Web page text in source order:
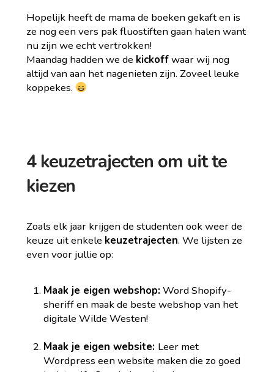
Hopelijk heeft de mama de boeken gekaft en is
ze nog een vers pak fluostiften gaan halen want
nu zijn we echt vertrokken!
Maandag hadden we de kickoffwaar wij nog
altijd van aan het nagenieten zijn. Zoveel leuke
koppekes.
4 keuzetrajecten om uit te
kiezen
Zoals elk jaar krijgen de studenten ook weer de
keuze uit enkele keuzetrajecten. We lijsten ze
even voor jullie op:
Maak je eigen webshop: Word Shopify-
sheriff en maak de beste webshop van het
digitale Wilde Westen!
Maak je eigen website: Leer met
Wordpress een website maken die zo goed